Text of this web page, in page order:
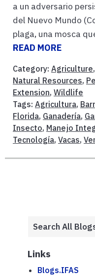
a un adversario
del Nuevo Mundo
plaga, una mosca
READ MORE
Category: Agriculture,
Natural Resources,
Extension, Wildlife
Tags: Agricultura,
Florida, Ganadería,
Insecto, Manejo
Tecnología, Vacas,
Links
Blogs.IFAS